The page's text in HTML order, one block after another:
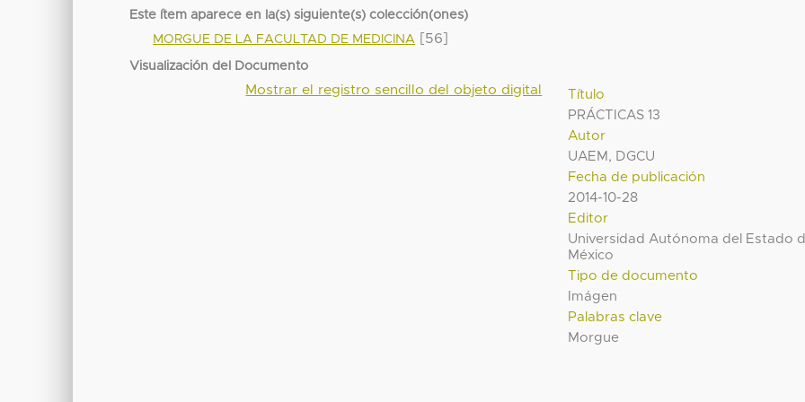
Este ítem aparece en la(s) siguiente(s) colección(ones)
MORGUE DE LA FACULTAD DE MEDICINA [56]
Visualización del Documento
Título
PRÁCTICAS 13
Autor
UAEM, DGCU
Fecha de publicación
2014-10-28
Editor
Universidad Autónoma del Estado
México
Tipo de documento
Imágen
Palabras clave
Morgue
Mostrar el registro sencillo del objeto digital